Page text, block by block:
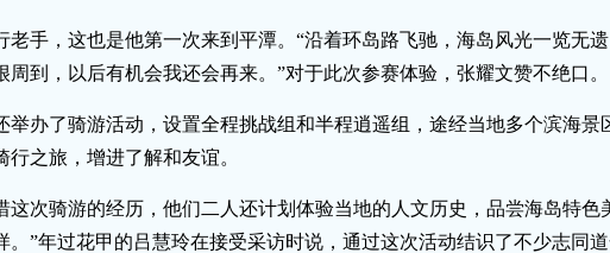
老手，这也是他第一次来到平潭。“沿着环岛路飞驰，海岛风光一览无
到，以后有机会我还会再来。”对于此次参赛体验，张耀文赞不绝口。
举办了骑游活动，设置全程挑战组和半程逍遥组，途经当地多个滨海景
之旅，增进了解和友谊。
这次骑游的经历，他们二人还计划体验当地的人文历史，品尝海岛特色
”年过花甲的吕慧玲在接受采访时说，通过这次活动结识了不少志同